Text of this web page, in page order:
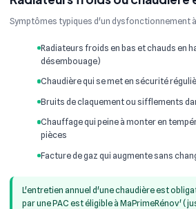
Symptômes typiques d'un dysfonctionnement
Radiateurs froids en bas et chauds en
désembouage)
Chaudière qui se met en sécurité
Bruits de claquement ou sifflements
Chauffage qui peine à monter en
pièces
Facture de gaz qui augmente sans
L'entretien annuel d'une chaudière est
par une PAC est éligible à MaPrimeRénov'